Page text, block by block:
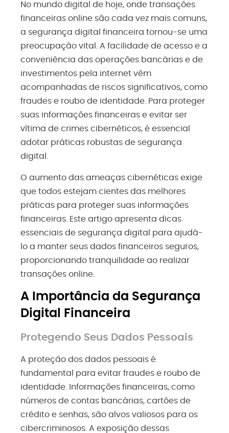
No mundo digital de hoje, onde transações
financeiras online são cada vez mais comuns,
a segurança digital financeira tornou-se uma
preocupação vital. A facilidade de acesso e a
conveniência das operações bancárias e de
investimentos pela internet vêm
acompanhadas de riscos significativos, como
fraudes e roubo de identidade. Para proteger
suas informações financeiras e evitar ser
vítima de crimes cibernéticos, é essencial
adotar práticas robustas de segurança
digital.
O aumento das ameaças cibernéticas exige
que todos estejam cientes das melhores
práticas para proteger suas informações
financeiras. Este artigo apresenta dicas
essenciais de segurança digital para ajudá-
lo a manter seus dados financeiros seguros,
proporcionando tranquilidade ao realizar
transações online.
A Importância da Segurança
Digital Financeira
Protegendo Seus Dados Pessoais
A proteção dos dados pessoais é
fundamental para evitar fraudes e roubo de
identidade. Informações financeiras, como
números de contas bancárias, cartões de
crédito e senhas, são alvos valiosos para os
cibercriminosos. A exposição dessas